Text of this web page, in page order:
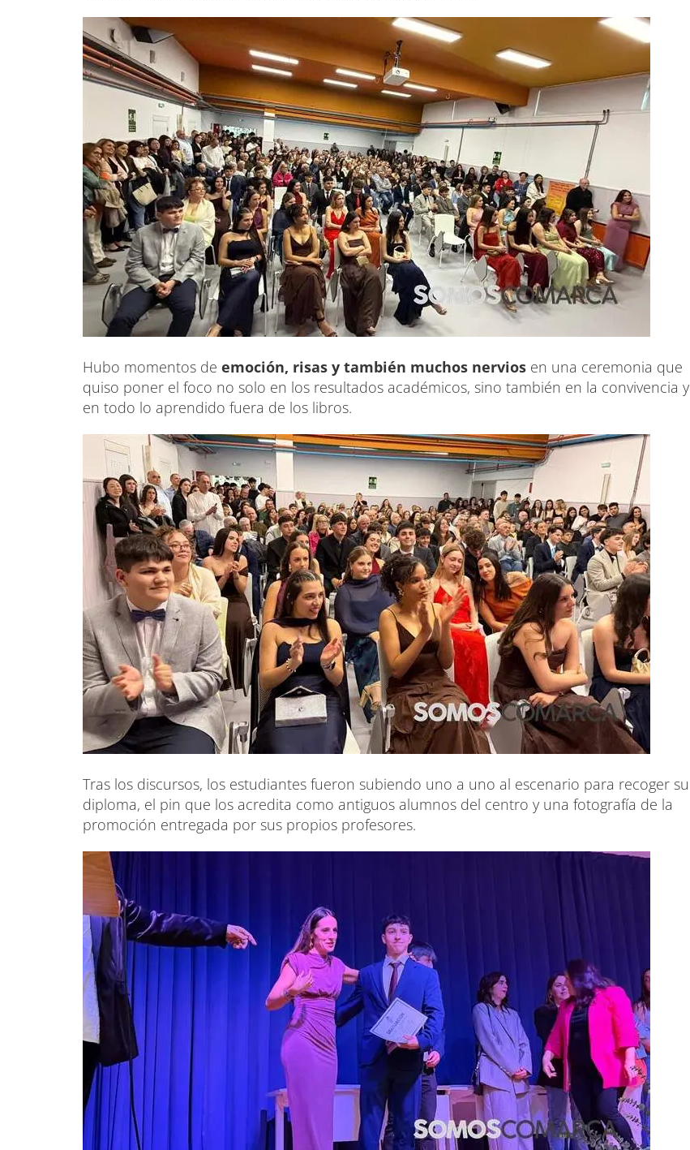
Hubo momentos de emoción, risas y también muchos nervios en una ceremonia que
quiso poner el foco no solo en los resultados académicos, sino también en la convivencia y
en todo lo aprendido fuera de los libros.
Tras los discursos, los estudiantes fueron subiendo uno a uno al escenario para recoger su
diploma, el pin que los acredita como antiguos alumnos del centro y una fotografía de la
promoción entregada por sus propios profesores.